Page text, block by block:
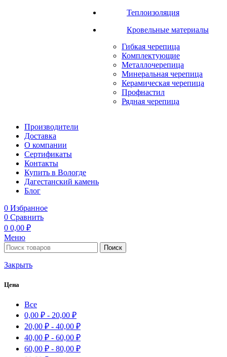
Теплоизоляция
Кровельные материалы
Гибкая черепица
Комплектующие
Металлочерепица
Минеральная черепица
Керамическая черепица
Профнастил
Рядная черепица
Производители
Доставка
О компании
Сертификаты
Контакты
Купить в Вологде
Дагестанский камень
Блог
0 Избранное
0 Сравнить
0 0,00 ₽
Меню
Поиск
Закрыть
Цена
Все
0,00 ₽ - 20,00 ₽
20,00 ₽ - 40,00 ₽
40,00 ₽ - 60,00 ₽
60,00 ₽ - 80,00 ₽